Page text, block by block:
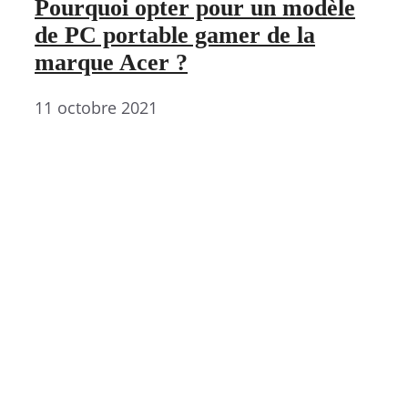
Pourquoi opter pour un modèle
de PC portable gamer de la
marque Acer ?
11 octobre 2021